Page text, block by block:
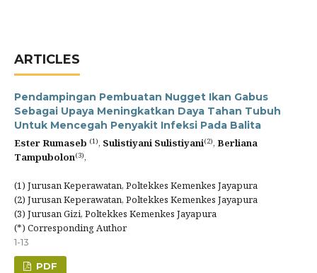
ARTICLES
Pendampingan Pembuatan Nugget Ikan Gabus
Sebagai Upaya Meningkatkan Daya Tahan Tubuh
Untuk Mencegah Penyakit Infeksi Pada Balita
Ester Rumaseb (1), Sulistiyani Sulistiyani(2), Berliana
Tampubolon(3),
(1) Jurusan Keperawatan, Poltekkes Kemenkes Jayapura
(2) Jurusan Keperawatan, Poltekkes Kemenkes Jayapura
(3) Jurusan Gizi, Poltekkes Kemenkes Jayapura
(*) Corresponding Author
1-13
PDF